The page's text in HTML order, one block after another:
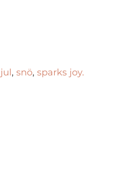
jul, snö, sparks joy.